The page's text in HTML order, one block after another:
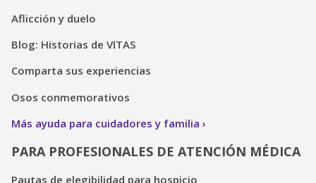
Aflicción y duelo
Blog: Historias de VITAS
Comparta sus experiencias
Osos conmemorativos
Más ayuda para cuidadores y familia
PARA PROFESIONALES DE ATENCIÓN MÉDICA
Pautas de elegibilidad para hospicio